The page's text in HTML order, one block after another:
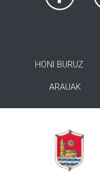
HONI BURUZ
ARAUAK